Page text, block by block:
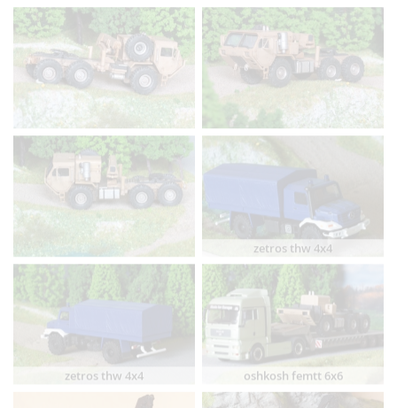
zetros thw 4x4
zetros thw 4x4 oshkosh femtt 6x6